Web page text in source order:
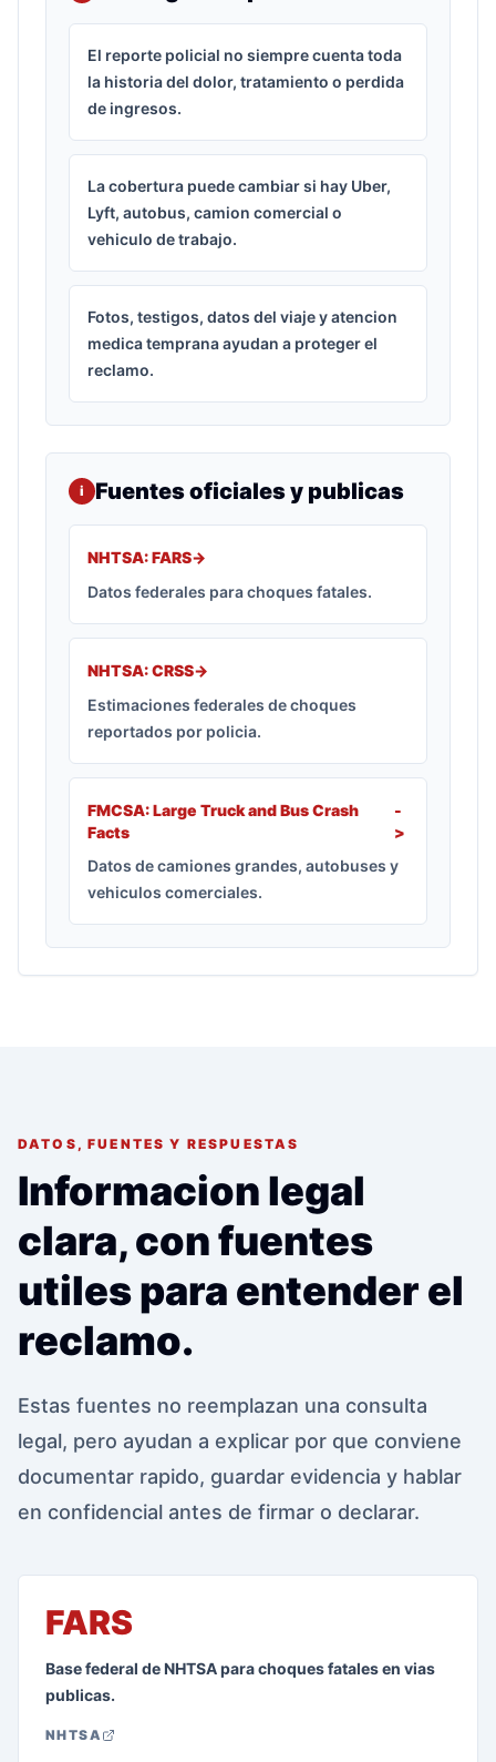
El reporte policial no siempre cuenta toda
la historia del dolor, tratamiento o perdida
de ingresos.
La cobertura puede cambiar si hay Uber,
Lyft, autobus, camion comercial o
vehiculo de trabajo.
Fotos, testigos, datos del viaje y atencion
medica temprana ayudan a proteger el
reclamo.
i Fuentes oficiales y publicas
NHTSA: FARS->
Datos federales para choques fatales.
NHTSA: CRSS->
Estimaciones federales de choques
reportados por policia.
FMCSA: Large Truck and Bus Crash
Facts
-
>
Datos de camiones grandes, autobuses y
vehiculos comerciales.
DATOS, FUENTES Y RESPUESTAS
Informacion legal
clara, con fuentes
utiles para entender el
reclamo.
Estas fuentes no reemplazan una consulta
legal, pero ayudan a explicar por que conviene
documentar rapido, guardar evidencia y hablar
en confidencial antes de firmar o declarar.
FARS
Base federal de NHTSA para choques fatales en vias
publicas.
NHTSA